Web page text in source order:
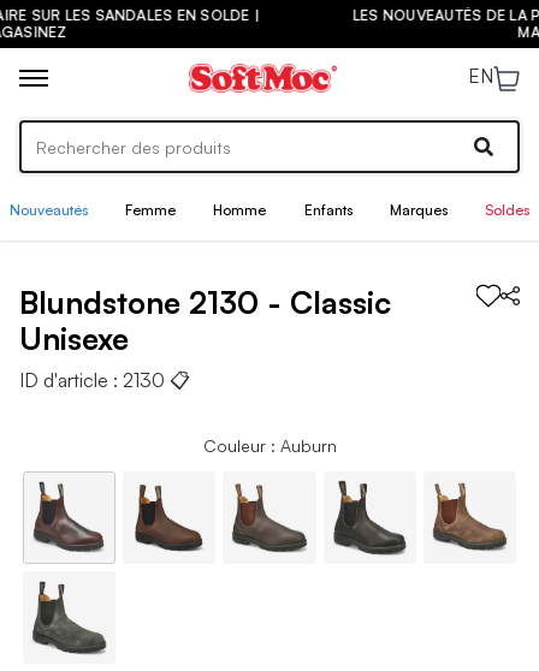
LES NOUVEAUTÉS DE LA PRÉ-RENTRÉE SONT ARRIVÉES ! |
EN
Nouveautés Femme Homme Enfants Marques Soldes
Blundstone 2130 - Classic
Unisexe
ID d'article : 2130 📋
Couleur : Auburn